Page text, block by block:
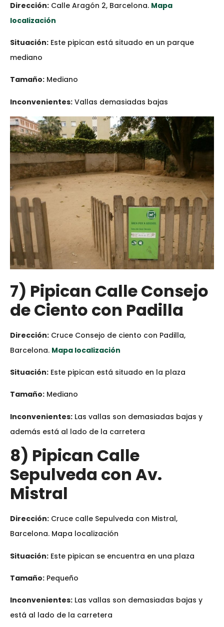
Dirección: Calle Aragón 2, Barcelona. Mapa
localización
Situación: Este pipican está situado en un parque
mediano
Tamaño: Mediano
Inconvenientes: Vallas demasiadas bajas
7) Pipican Calle Consejo
de Ciento con Padilla
Dirección: Cruce Consejo de ciento con Padilla,
Barcelona. Mapa localización
Situación: Este pipican está situado en la plaza
Tamaño: Mediano
Inconvenientes: Las vallas son demasiadas bajas y
además está al lado de la carretera
8) Pipican Calle
Sepulveda con Av.
Mistral
Dirección: Cruce calle Sepulveda con Mistral,
Barcelona. Mapa localización
Situación: Este pipican se encuentra en una plaza
Tamaño: Pequeño
Inconvenientes: Las vallas son demasiadas bajas y
está al lado de la carretera